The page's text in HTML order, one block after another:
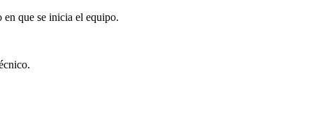
en que se inicia el equipo.